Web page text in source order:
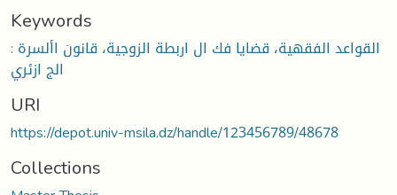
Keywords
: القواعد الفقهية، قضايا فك ال اربطة الزوجية، قانون األسرة
الج ازئري
URI
https://depot.univ-msila.dz/handle/123456789/48678
Collections